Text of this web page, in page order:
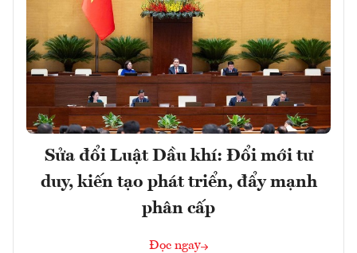
Sửa đổi Luật Dầu khí: Đổi mới tư
duy, kiến tạo phát triển, đẩy mạnh
phân cấp
Đọc ngay